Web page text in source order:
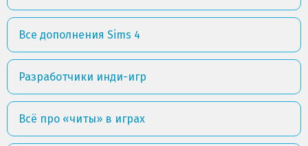
Все дополнения Sims 4
Разработчики инди-игр
Всё про «читы» в играх